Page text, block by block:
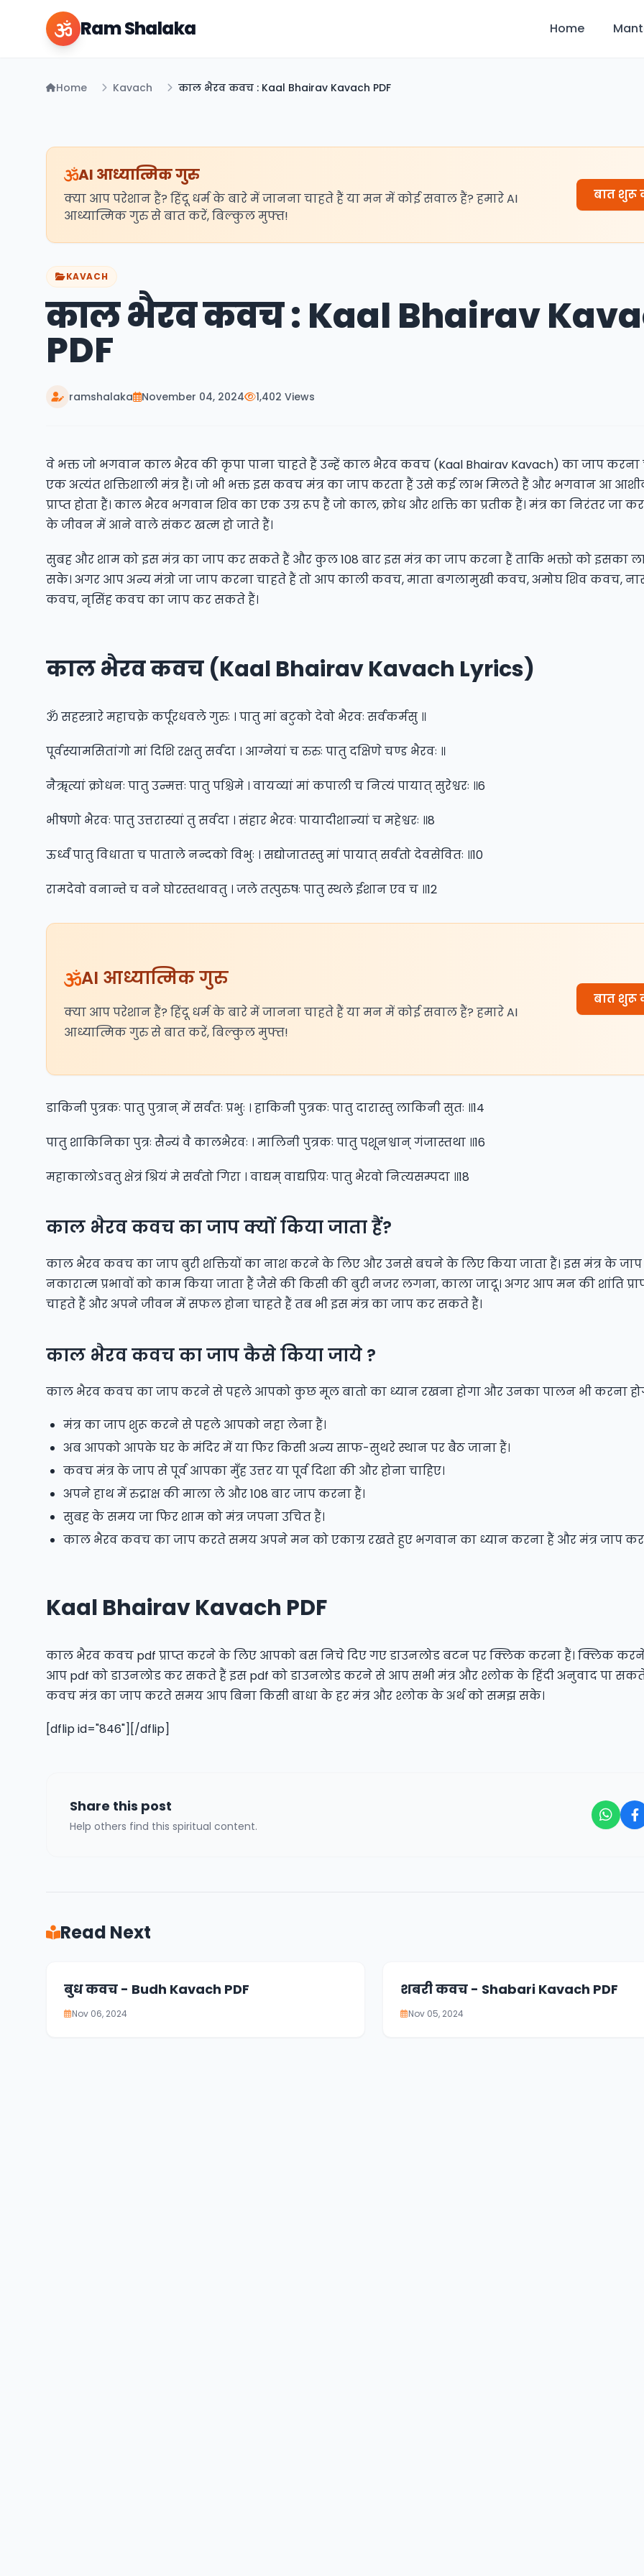
Ram Shalaka Home
Home Kavach काल भैरव कवच : Kaal Bhairav Kavach PDF
AI आध्यात्मिक गुरु
क्या आप परेशान हैं? हिंदू धर्म के बारे में जानना चाहते हैं या मन में कोई सवाल हैं? हमारे AI
आध्यात्मिक गुरु से बात करें, बिल्कुल मुफ्त!
बात शुरू
KAVACH
काल भैरव कवच : Kaal Bhairav
PDF
ramshalaka November 04, 2024 1,402 Views
वे भक्त जो भगवान काल भैरव की कृपा पाना चाहते हैं उन्हें काल भैरव कवच (Kaal Bhairav Kavach) का जाप करना
एक अत्यंत शक्तिशाली मंत्र हैं। जो भी भक्त इस कवच मंत्र का जाप करता हैं उसे कई लाभ मिलते हैं और भगवान आ
प्राप्त होता हैं। काल भैरव भगवान शिव का एक उग्र रूप हैं जो काल, क्रोध और शक्ति का प्रतीक हैं। मंत्र का निरंतर जा
के जीवन में आने वाले संकट खत्म हो जाते हैं।
सुबह और शाम को इस मंत्र का जाप कर सकते हैं और कुल 108 बार इस मंत्र का जाप करना हैं ताकि भक्तो को इसका
सके। अगर आप अन्य मंत्रो जा जाप करना चाहते हैं तो आपकाली कवच,माता बगलामुखी कवच,अमोघ शिव कवच,
कवच,नृसिंह कवचका जाप कर सकते हैं।
काल भैरव कवच (Kaal Bhairav Kavach Lyrics)
ॐ सहस्त्रारे महाचक्रे कर्पूरधवले गुरुः । पातु मां बटुको देवो भैरवः सर्वकर्मसु ॥
पूर्वस्यामसितांगो मां दिशि रक्षतु सर्वदा । आग्नेयां च रुरुः पातु दक्षिणे चण्ड भैरवः ॥
नैॠत्यां क्रोधनः पातु उन्मत्तः पातु पश्चिमे । वायव्यां मां कपाली च नित्यं पायात् सुरेश्वरः ॥6
भीषणो भैरवः पातु उत्तरास्यां तु सर्वदा । संहार भैरवः पायादीशान्यां च महेश्वरः ॥8
ऊर्ध्वं पातु विधाता च पाताले नन्दको विभुः । सद्योजातस्तु मां पायात् सर्वतो देवसेवितः ॥10
रामदेवो वनान्ते च वने घोरस्तथावतु । जले तत्पुरुषः पातु स्थले ईशान एव च ॥12
AI आध्यात्मिक गुरु
क्या आप परेशान हैं? हिंदू धर्म के बारे में जानना चाहते हैं या मन में कोई सवाल हैं? हमारे AI
आध्यात्मिक गुरु से बात करें, बिल्कुल मुफ्त!
बात शुरू
डाकिनी पुत्रकः पातु पुत्रान् में सर्वतः प्रभुः । हाकिनी पुत्रकः पातु दारास्तु लाकिनी सुतः ॥14
पातु शाकिनिका पुत्रः सैन्यं वै कालभैरवः । मालिनी पुत्रकः पातु पशूनश्वान् गंजास्तथा ॥16
महाकालोऽवतु क्षेत्रं श्रियं मे सर्वतो गिरा । वाद्यम् वाद्यप्रियः पातु भैरवो नित्यसम्पदा ॥18
काल भैरव कवच का जाप क्यों किया जाता हैं?
काल भैरव कवच का जाप बुरी शक्तियों का नाश करने के लिए और उनसे बचने के लिए किया जाता हैं। इस मंत्र के
नकारात्म प्रभावों को काम किया जाता हैं जैसे की किसी की बुरी नजर लगना, काला जादू। अगर आप मन की शांति
चाहते हैं और अपने जीवन में सफल होना चाहते हैं तब भी इस मंत्र का जाप कर सकते हैं।
काल भैरव कवच का जाप कैसे किया जाये ?
काल भैरव कवच का जाप करने से पहले आपको कुछ मूल बातो का ध्यान रखना होगा और उनका पालन भी करना
मंत्र का जाप शुरू करने से पहले आपको नहा लेना हैं।
अब आपको आपके घर के मंदिर में या फिर किसी अन्य साफ-सुथरे स्थान पर बैठ जाना हैं।
कवच मंत्र के जाप से पूर्व आपका मुँह उत्तर या पूर्व दिशा की और होना चाहिए।
अपने हाथ में रुद्राक्ष की माला ले और 108 बार जाप करना हैं।
सुबह के समय जा फिर शाम को मंत्र जपना उचित हैं।
काल भैरव कवच का जाप करते समय अपने मन को एकाग्र रखते हुए भगवान का ध्यान करना हैं और मंत्र जाप
Kaal Bhairav Kavach PDF
काल भैरव कवच pdf प्राप्त करने के लिए आपको बस निचे दिए गए डाउनलोड बटन पर क्लिक करना हैं। क्लिक
आप pdf को डाउनलोड कर सकते हैं इस pdf को डाउनलोड करने से आप सभी मंत्र और श्लोक के हिंदी अनुवाद पा सकते
कवच मंत्र का जाप करते समय आप बिना किसी बाधा के हर मंत्र और श्लोक के अर्थ को समझ सके।
[dflip id="846"][/dflip]
Share this post
Help others find this spiritual content.
Read Next
बुध कवच - Budh Kavach PDF
Nov 06, 2024
शबरी कवच - Shabari Kavach PDF
Nov 05, 2024